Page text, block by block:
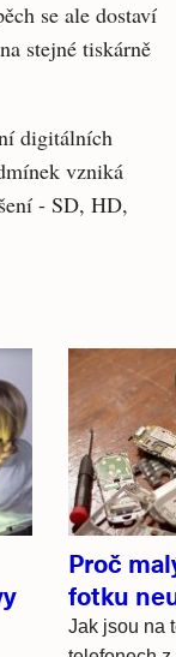
se ale dostaví
stejné tiskárně
digitálních
vzniká
- SD, HD,
Proč
fotku
Jak jsou na